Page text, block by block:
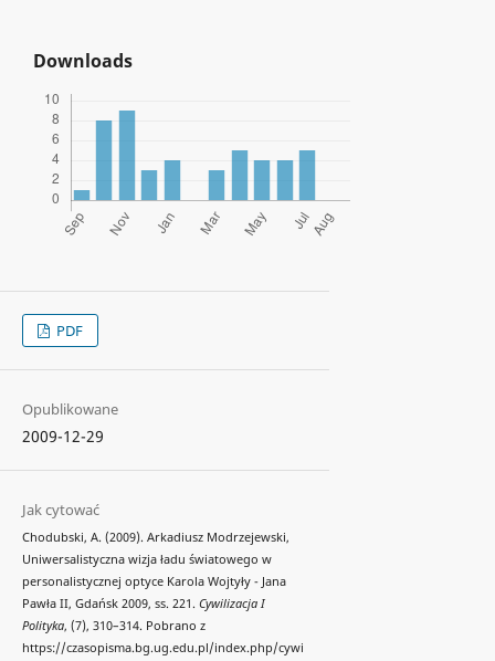
Downloads
PDF
Opublikowane
2009-12-29
Jak cytować
Chodubski, A. (2009). Arkadiusz Modrzejewski,
Uniwersalistyczna wizja ładu światowego w
personalistycznej optyce Karola Wojtyły - Jana
Pawła II, Gdańsk 2009, ss. 221. Cywilizacja I
Polityka, (7), 310–314. Pobrano z
https://czasopisma.bg.ug.edu.pl/index.php/cywi